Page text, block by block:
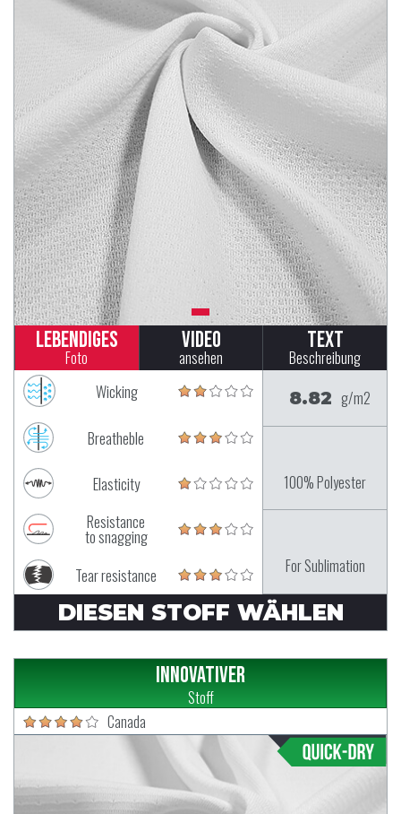
Lebendiges
Foto
Video
ansehen
Text
Beschreibung
Wicking
Breatheble
Elasticity
Resistance
to snagging
Tear resistance
8.82 g/m2
100% Polyester
For Sublimation
DIESEN STOFF WÄHLEN
Innovativer
Stoff
Canada